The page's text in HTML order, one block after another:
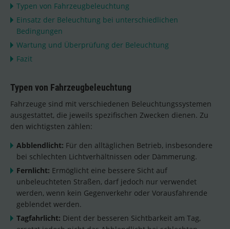
Typen von Fahrzeugbeleuchtung
Einsatz der Beleuchtung bei unterschiedlichen
Bedingungen
Wartung und Überprüfung der Beleuchtung
Fazit
Typen von Fahrzeugbeleuchtung
Fahrzeuge sind mit verschiedenen Beleuchtungssystemen
ausgestattet, die jeweils spezifischen Zwecken dienen. Zu
den wichtigsten zählen:
Abblendlicht: Für den alltäglichen Betrieb, insbesondere
bei schlechten Lichtverhältnissen oder Dämmerung.
Fernlicht: Ermöglicht eine bessere Sicht auf
unbeleuchteten Straßen, darf jedoch nur verwendet
werden, wenn kein Gegenverkehr oder Vorausfahrende
geblendet werden.
Tagfahrlicht: Dient der besseren Sichtbarkeit am Tag,